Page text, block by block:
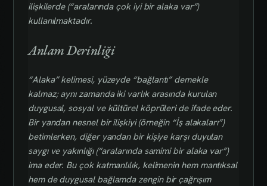
ilişkilerde (“aralarında çok iyi bir alaka var”)
kullanılmaktadır.
Anlam Derinliği
“Alaka” kelimesi, yüzeyde “bağlantı” demekle
kalmaz; aynı zamanda iki varlık arasında kurulan
duygusal, sosyal ve kültürel köprüleri de ifade eder.
Bir yandan nesnel bir ilişkiyi (örneğin “İş alakaları”)
betimlerken, diğer yandan bir kişiye karşı duyulan
saygı ve yakınlığı (“aralarında samimi bir alaka var”)
ima eder. Bu çok katmanlılık, kelimenin hem mantıksal
hem de duygusal bağlamda zengin bir çağrışım